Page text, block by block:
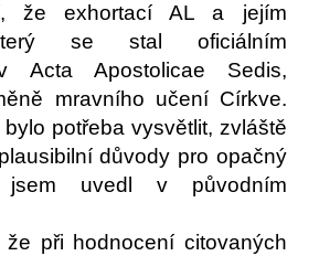
že exhortací AL a jejím
se stal oficiálním
Acta Apostolicae Sedis,
mravního učení Církve.
potřeba vysvětlit, zvláště
důvody pro opačný
jsem uvedl v původním
že při hodnocení citovaných